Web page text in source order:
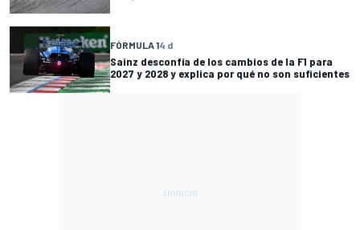
FÓRMULA 14 d
Sainz desconfía de los cambios de la F1 para
2027 y 2028 y explica por qué no son suficientes